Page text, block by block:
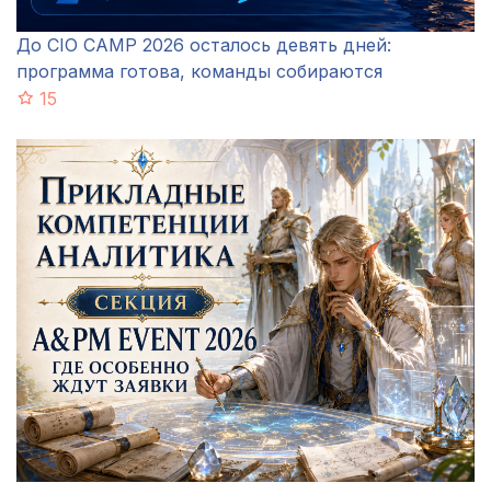
До CIO CAMP 2026 осталось девять дней:
программа готова, команды собираются
15